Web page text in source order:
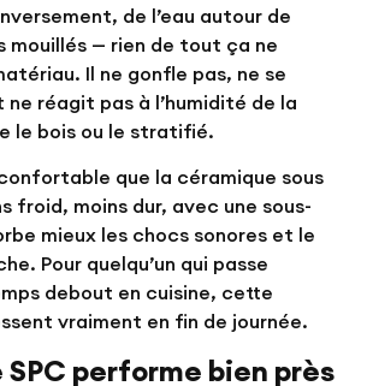
de l’eau autour de
mouillés — rien de tout ça ne
Il ne gonfle pas, ne se
réagit pas à l’humidité de la
le bois ou le stratifié.
que la céramique sous
froid, moins dur, avec une sous-
mieux les chocs sonores et le
Pour quelqu’un qui passe
debout en cuisine, cette
vraiment en fin de journée.
SPC performe bien près